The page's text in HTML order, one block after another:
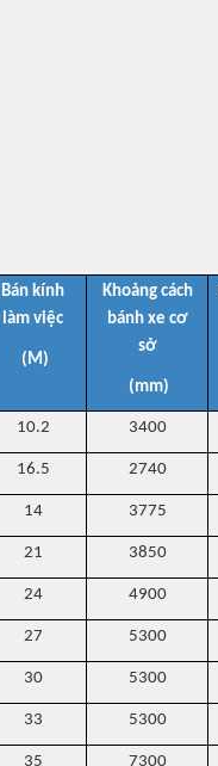
Bán kính
làm việc
(M)
Khoảng cách
bánh xe cơ
sở
(mm)
10.2 3400
16.5 2740
14 3775
21 3850
24 4900
27 5300
30 5300
33 5300
35 7300